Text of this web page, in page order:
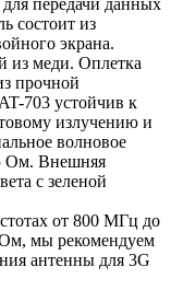
состоит из
экрана.
из меди. Оплетка
прочной
703 устойчив к
излучению и
волновое
Ом. Внешняя
с зеленой
от 800 МГц до
мы рекомендуем
антенны для 3G